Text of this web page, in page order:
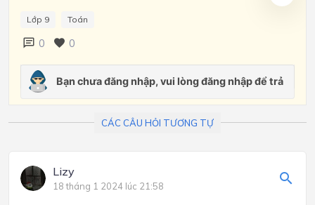
Lớp 9 Toán
0 0
CÁC CÂU HỎI TƯƠNG TỰ
Lizy
18 tháng 1 2024 lúc 21:58